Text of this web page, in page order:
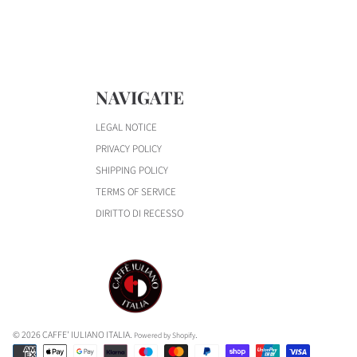
NAVIGATE
LEGAL NOTICE
PRIVACY POLICY
SHIPPING POLICY
TERMS OF SERVICE
DIRITTO DI RECESSO
© 2026 CAFFE' IULIANO ITALIA. Powered by Shopify.
Metodi